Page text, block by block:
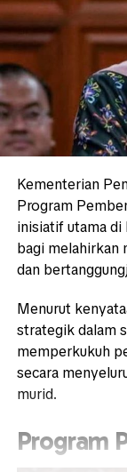
Kementerian
Program
inisiatif utama di
bagi melahirkan
dan
Menurut
strategik dalam
memperkukuh
secara
murid.
Program